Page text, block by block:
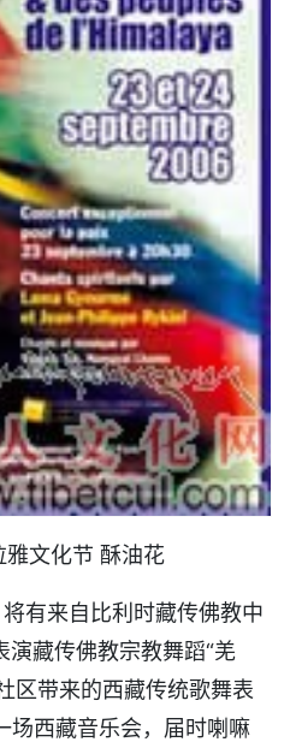
雅文化节 酥油花
有来自比利时藏传佛教中
藏传佛教宗教舞蹈“羌
区带来的西藏传统歌舞表
场西藏音乐会，届时喇嘛